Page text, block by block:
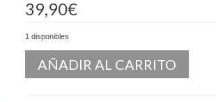
39,90€
1 disponibles
AÑADIR AL CARRITO